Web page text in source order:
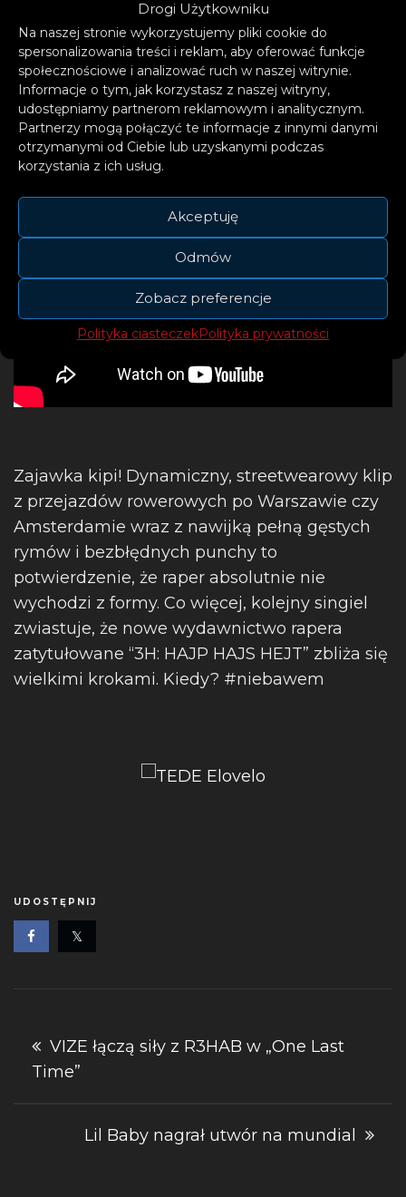
Drogi Użytkowniku
Na naszej stronie wykorzystujemy pliki cookie do
spersonalizowania treści i reklam, aby oferować funkcje
społecznościowe i analizować ruch w naszej witrynie.
Informacje o tym, jak korzystasz z naszej witryny,
udostępniamy partnerom reklamowym i analitycznym.
Partnerzy mogą połączyć te informacje z innymi danymi
otrzymanymi od Ciebie lub uzyskanymi podczas
korzystania z ich usług.
Akceptuję
Odmów
Zobacz preferencje
Polityka ciasteczekPolityka prywatności
Zajawka kipi! Dynamiczny, streetwearowy klip
z przejazdów rowerowych po Warszawie czy
Amsterdamie wraz z nawijką pełną gęstych
rymów i bezbłędnych punchy to
potwierdzenie, że raper absolutnie nie
wychodzi z formy. Co więcej, kolejny singiel
zwiastuje, że nowe wydawnictwo rapera
zatytułowane “3H: HAJP HAJS HEJT” zbliża się
wielkimi krokami. Kiedy? #niebawem
UDOSTĘPNIJ
Nawigacja
wpisu
VIZE łączą siły z R3HAB w „One Last
Time”
Lil Baby nagrał utwór na mundial